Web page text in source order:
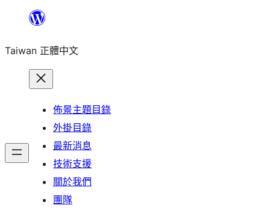
主
Taiwan 正體中文
佈景主題目錄
外掛目錄
最新消息
技術支援
關於我們
團隊